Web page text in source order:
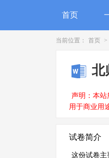
首页
当前位置： 首页 >
北
声明：本站
用于商业用
试卷简介
这份试卷主